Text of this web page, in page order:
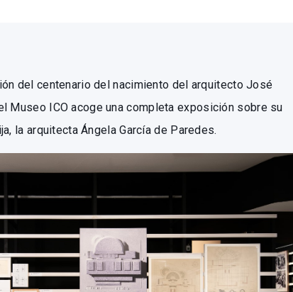
del centenario del nacimiento del arquitecto José
Museo ICO acoge una completa exposición sobre su
la arquitecta Ángela García de Paredes.